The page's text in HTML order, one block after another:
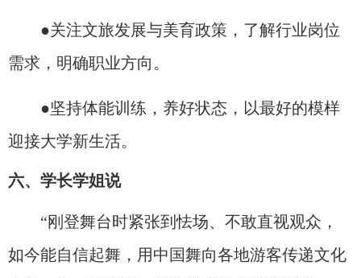
●关注文旅发展与美育政策，了解行业岗位
需求，明确职业方向。
●坚持体能训练，养好状态，以最好的模样
迎接大学新生活。
六、学长学姐说
“刚登舞台时紧张到怯场、不敢直视观众，
如今能自信起舞，用中国舞向各地游客传递文化